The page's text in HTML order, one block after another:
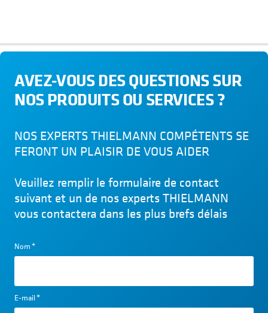
AVEZ-VOUS DES QUESTIONS SUR
NOS PRODUITS OU SERVICES ?
NOS EXPERTS THIELMANN COMPÉTENTS SE
FERONT UN PLAISIR DE VOUS AIDER
Veuillez remplir le formulaire de contact
suivant et un de nos experts THIELMANN
vous contactera dans les plus brefs délais
Nom*
E-mail*